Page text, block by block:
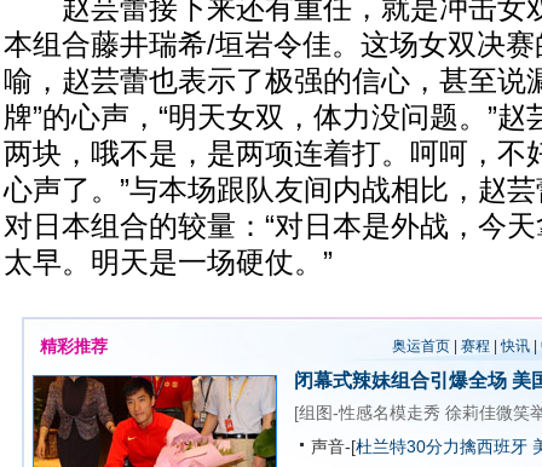
赵芸蕾接下来还有重任，就是冲击女
本组合藤井瑞希/垣岩令佳。这场女双决
喻，赵芸蕾也表示了极强的信心，甚至说
牌”的心声，“明天女双，体力没问题。”赵
两块，哦不是，是两项连着打。呵呵，不
心声了。”与本场跟队友间内战相比，赵
对日本组合的较量：“对日本是外战，今
太早。明天是一场硬仗。”
精彩推荐 奥运首页| 赛程 |快讯|
闭幕式辣妹组合引爆全场 美
[组图-性感名模走秀 徐莉佳微笑
声音-[杜兰特30分力擒西班牙